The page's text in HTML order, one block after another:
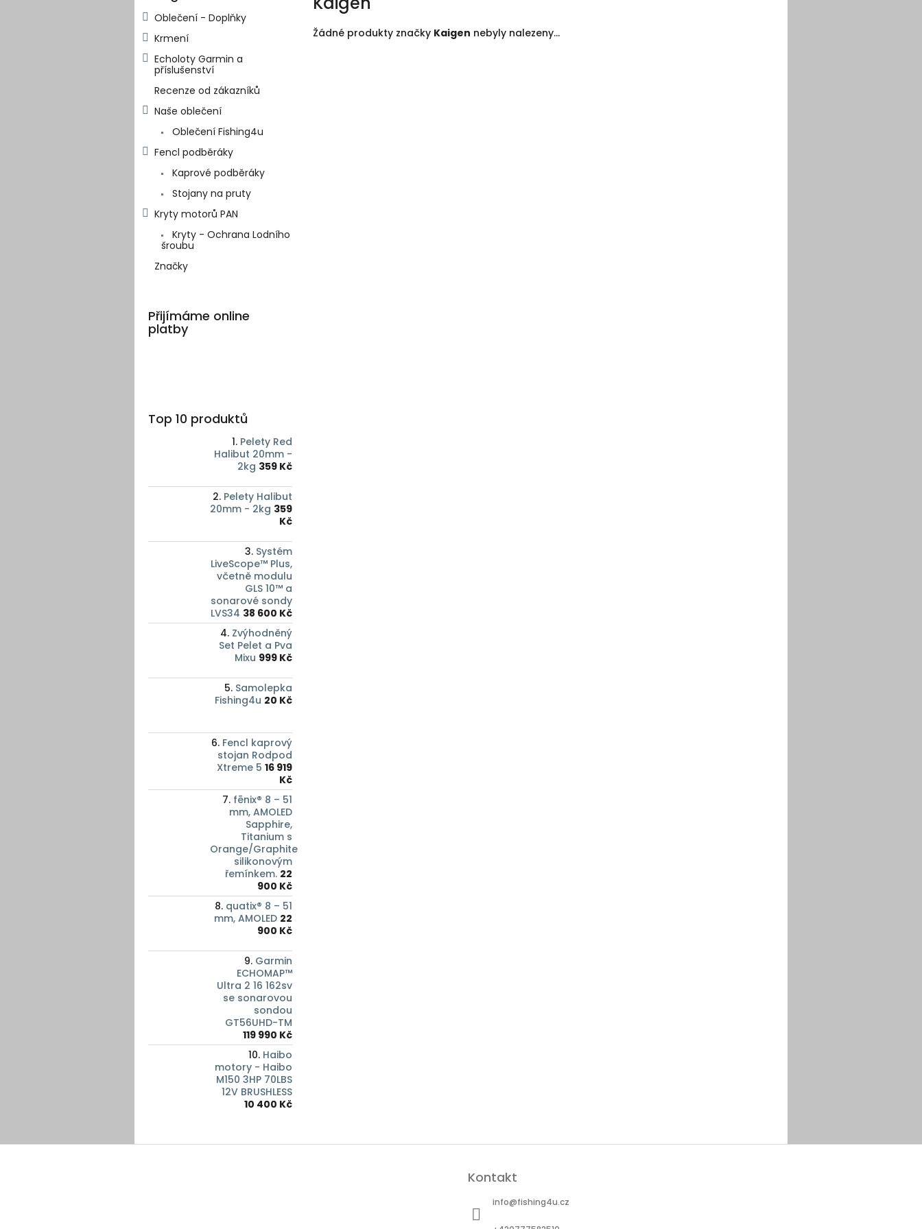
a
Oblečení - Doplňky
Krmení
Echoloty Garmin a
příslušenství
Recenze od zákazníků
Naše oblečení
Oblečení Fishing4u
Fencl podběráky
Kaprové podběráky
Stojany na pruty
Kryty motorů PAN
Kryty - Ochrana Lodního
šroubu
Značky
Přijímáme online
platby
Top 10 produktů
Pelety Red
Halibut 20mm -
2kg 359 Kč
Pelety Halibut
20mm - 2kg 359
Kč
Systém
LiveScope™ Plus,
včetně modulu
GLS 10™ a
sonarové sondy
LVS34 38 600 Kč
Zvýhodněný
Set Pelet a Pva
Mixu 999 Kč
Samolepka
Fishing4u 20 Kč
Fencl kaprový
stojan Rodpod
Xtreme 5 16 919
Kč
fēnix® 8 – 51
mm, AMOLED
Sapphire,
Titanium s
Orange/Graphite
silikonovým
řemínkem. 22
900 Kč
quatix® 8 – 51
mm, AMOLED 22
900 Kč
Garmin
ECHOMAP™
Ultra 2 16 162sv
se sonarovou
sondou
GT56UHD-TM
119 990 Kč
Haibo
motory - Haibo
M150 3HP 70LBS
12V BRUSHLESS
10 400 Kč
Žádné produkty značky Kaigen nebyly nalezeny...
Kontakt
info@fishing4u.cz